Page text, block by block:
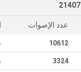
عدد الإصوات
10612
3324